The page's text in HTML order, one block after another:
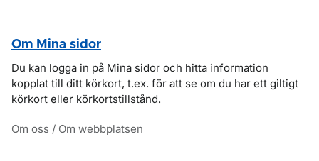
Om Mina sidor
Du kan logga in på Mina sidor och hitta information
kopplat till ditt körkort, t.ex. för att se om du har ett giltigt
körkort eller körkortstillstånd.
Om oss / Om webbplatsen